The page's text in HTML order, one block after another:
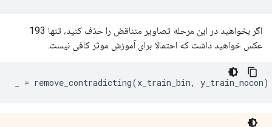
اگر بخواهید در این مرحله تصاویر متناقض را حذف کنید، تنها 193
عکس خواهید داشت که احتمالا برای آموزش موثر کافی نیست.
= remove_contradicting(x_train_bin, y_train_nocon)